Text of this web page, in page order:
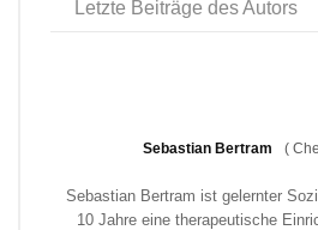
Letzte Beiträge des Autors
Sebastian Bertram (
Sebastian Bertram ist gelernter
10 Jahre eine therapeutische